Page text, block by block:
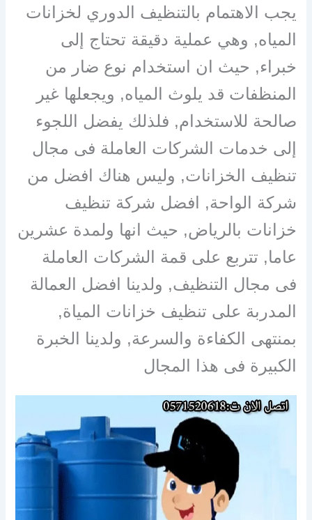
يجب الاهتمام بالتنظيف الدوري لخزانات
المياه, وهي عملية دقيقة تحتاج إلى
خبراء, حيث ان استخدام نوع ضار من
المنظفات قد يلوث المياه, ويجعلها غير
صالحة للاستخدام, فلذلك يفضل اللجوء
إلى خدمات الشركات العاملة فى مجال
تنظيف الخزانات, وليس هناك افضل من
شركة الواحة, افضل شركة تنظيف
خزانات بالرياض, حيث انها ولمدة عشرين
عاما, تتربع على قمة الشركات العاملة
فى مجال التنظيف, ولدينا افضل العمالة
المدربة على تنظيف خزانات المياة,
بمنتهى الكفاءة والسرعة, ولدينا الخبرة
الكبيرة فى هذا المجال